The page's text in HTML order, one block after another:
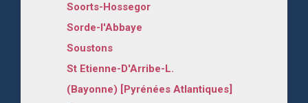
Soorts-Hossegor
Sorde-l'Abbaye
Soustons
St Etienne-D'Arribe-L.
(Bayonne) [Pyrénées Atlantiques]